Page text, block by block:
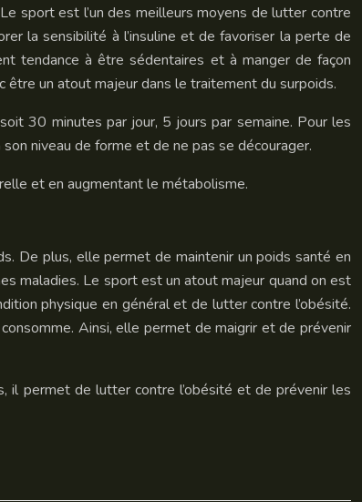
sport est l’un des meilleurs moyens de lutter contre
la sensibilité à l’insuline et de favoriser la perte de
tendance à être sédentaires et à manger de façon
être un atout majeur dans le traitement du surpoids.
30 minutes par jour, 5 jours par semaine. Pour les
niveau de forme et de ne pas se décourager.
et en augmentant le métabolisme.
De plus, elle permet de maintenir un poids santé en
maladies. Le sport est un atout majeur quand on est
physique en général et de lutter contre l’obésité.
Ainsi, elle permet de maigrir et de prévenir
il permet de lutter contre l’obésité et de prévenir les